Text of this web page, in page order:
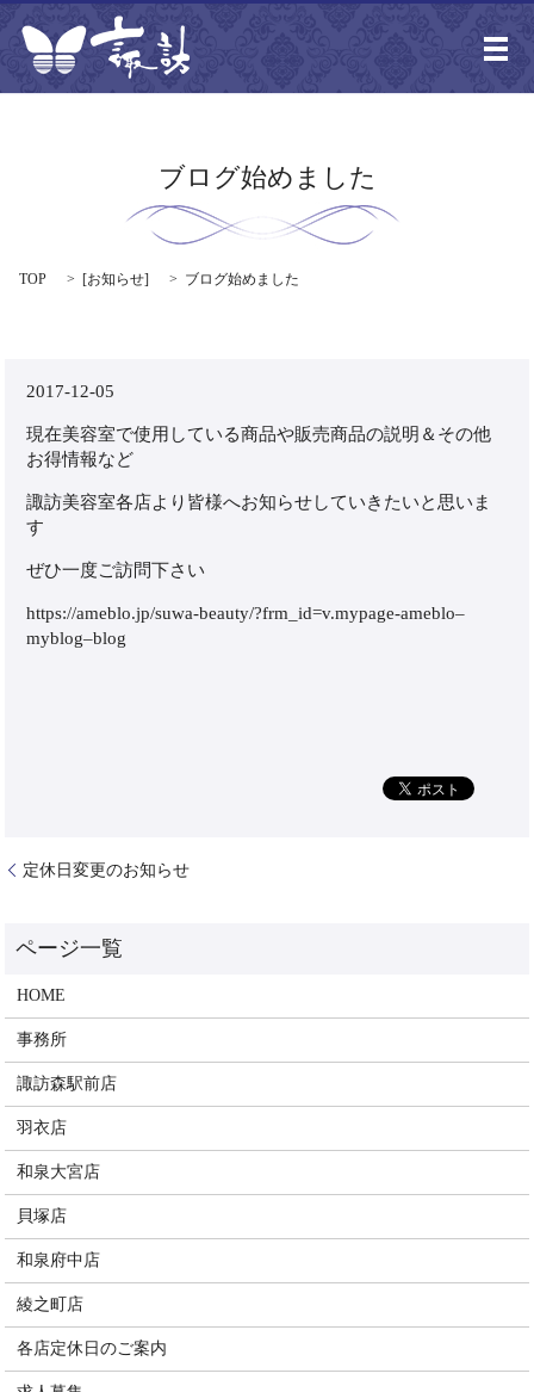
メ
ブログ始めました
TOP [お知らせ] ブログ始めました
2017-12-05
現在美容室で使用している商品や販売商品の説明＆その他
お得情報など
諏訪美容室各店より皆様へお知らせしていきたいと思いま
す
ぜひ一度ご訪問下さい
https://ameblo.jp/suwa-beauty/?frm_id=v.mypage-ameblo–
myblog–blog
定休日変更のお知らせ
HOME
事務所
諏訪森駅前店
羽衣店
和泉大宮店
貝塚店
和泉府中店
綾之町店
各店定休日のご案内